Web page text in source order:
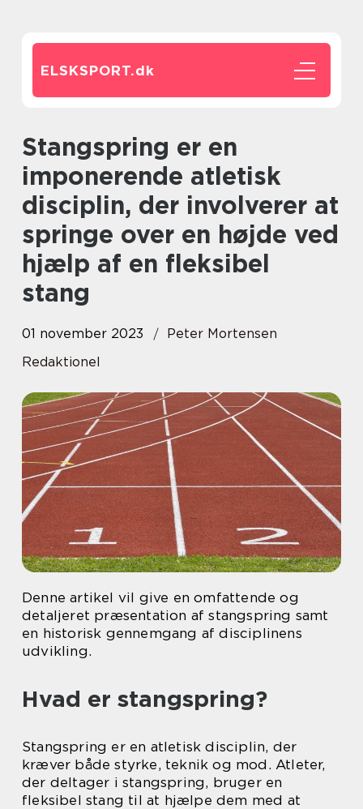
ELSKSPORT.dk
Stangspring er en
imponerende atletisk
disciplin, der involverer at
springe over en højde ved
hjælp af en fleksibel
stang
01 november 2023
Peter Mortensen
Redaktionel
Denne artikel vil give en omfattende og
detaljeret præsentation af stangspring samt
en historisk gennemgang af disciplinens
udvikling.
Hvad er stangspring?
Stangspring er en atletisk disciplin, der
kræver både styrke, teknik og mod. Atleter,
der deltager i stangspring, bruger en
fleksibel stang til at hjælpe dem med at